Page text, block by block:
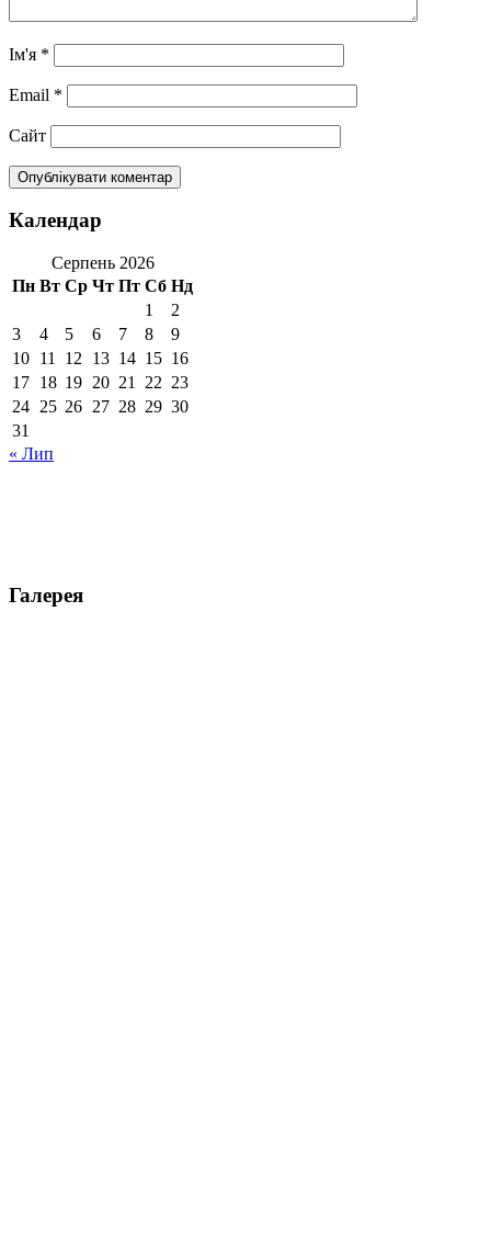
Ім'я *
Email *
Сайт
Календар
Серпень 2026
Пн Вт Ср Чт Пт Сб Нд
1
2
3
4 5 6 7 8
9
10 11 12 13 14 15 16
17 18 19 20 21 22 23
24 25 26 27 28 29 30
31
« Лип
Галерея